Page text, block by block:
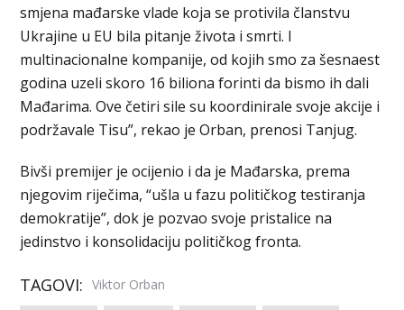
smjena mađarske vlade koja se protivila članstvu
Ukrajine u EU bila pitanje života i smrti. I
multinacionalne kompanije, od kojih smo za šesnaest
godina uzeli skoro 16 biliona forinti da bismo ih dali
Mađarima. Ove četiri sile su koordinirale svoje akcije i
podržavale Tisu”, rekao je Orban, prenosi Tanjug.
Bivši premijer je ocijenio i da je Mađarska, prema
njegovim riječima, “ušla u fazu političkog testiranja
demokratije”, dok je pozvao svoje pristalice na
jedinstvo i konsolidaciju političkog fronta.
TAGOVI: Viktor Orban